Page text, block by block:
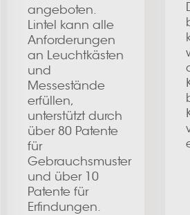
angeboten.
Lintel kann alle
Anforderungen
an Leuchtkästen
und
Messestände
erfüllen,
unterstützt durch
über 80 Patente
für
Gebrauchsmuster
und über 10
Patente für
Erfindungen.